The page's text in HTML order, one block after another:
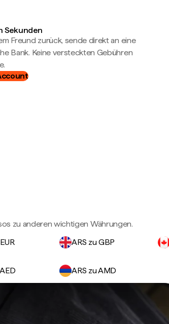
Sekunden
Freund zurück, sende direkt an eine
Bank. Keine versteckten Gebühren
zu anderen wichtigen Währungen.
ARS zu GBP
ARS zu AMD